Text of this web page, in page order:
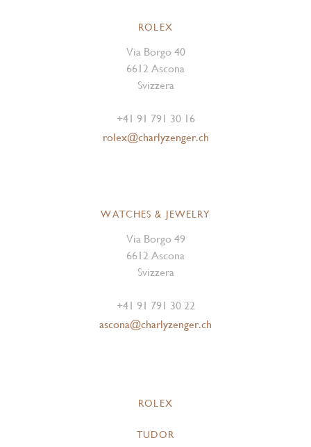
ROLEX
Via Borgo 40
6612 Ascona
Svizzera
+41 91 791 30 16
rolex@charlyzenger.ch
WATCHES & JEWELRY
Via Borgo 49
6612 Ascona
Svizzera
+41 91 791 30 22
ascona@charlyzenger.ch
ROLEX
TUDOR